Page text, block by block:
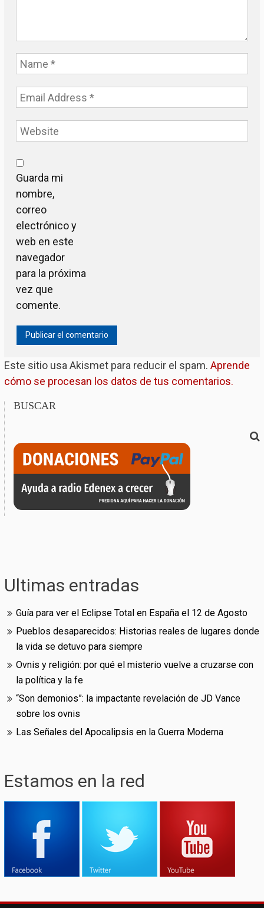
Guarda mi
nombre,
correo
electrónico y
web en este
navegador
para la próxima
vez que
comente.
Este sitio usa Akismet para reducir el spam. Aprende
cómo se procesan los datos de tus comentarios.
BUSCAR
Ultimas entradas
Guía para ver el Eclipse Total en España el 12 de Agosto
Pueblos desaparecidos: Historias reales de lugares donde
la vida se detuvo para siempre
Ovnis y religión: por qué el misterio vuelve a cruzarse con
la política y la fe
“Son demonios”: la impactante revelación de JD Vance
sobre los ovnis
Las Señales del Apocalipsis en la Guerra Moderna
Estamos en la red